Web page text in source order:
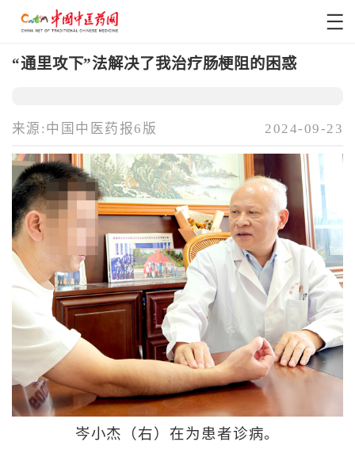
“通里攻下”法解决了我治疗肠梗阻的困惑
来源:中国中医药报6版 2024-09-23
岑小杰（右）在为患者诊病。